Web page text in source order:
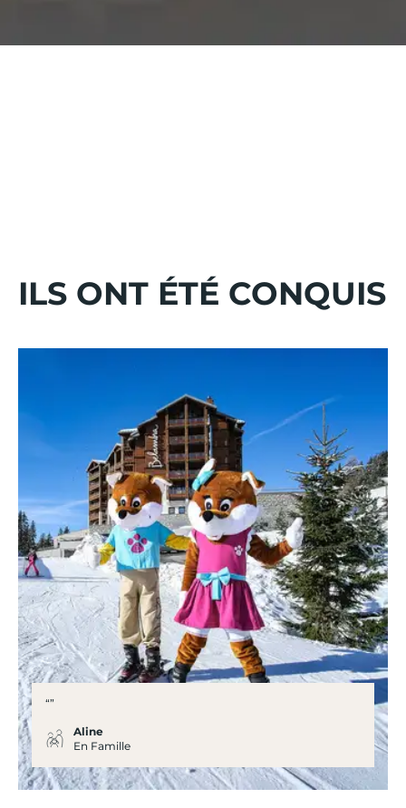
ILS ONT ÉTÉ CONQUIS
“”
Aline
En Famille